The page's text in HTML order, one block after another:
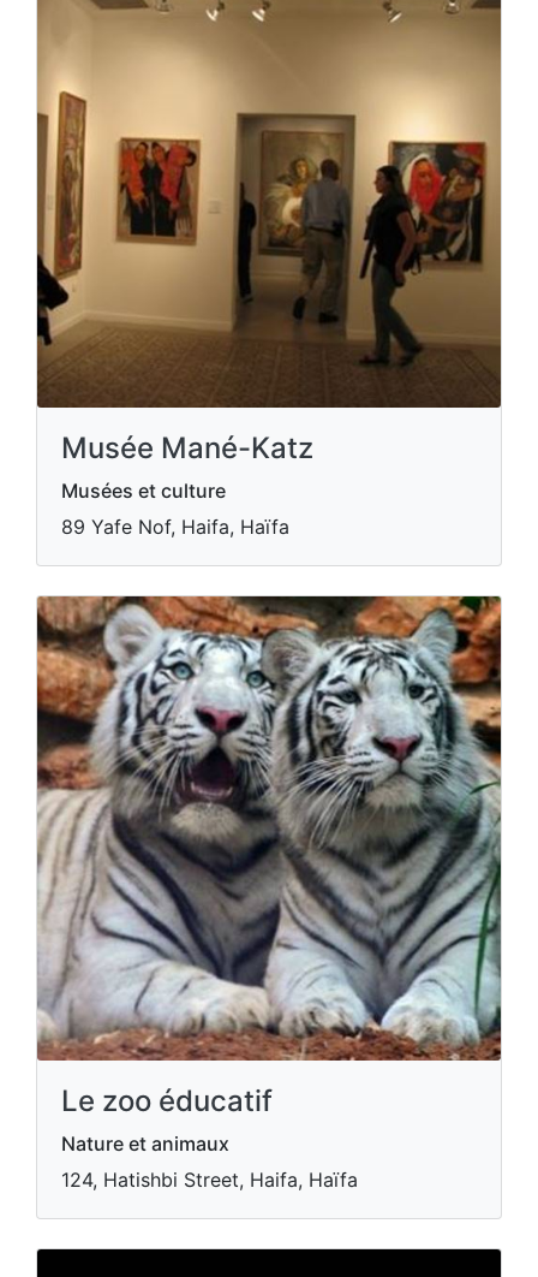
Musée Mané-Katz
Musées et culture
89 Yafe Nof, Haifa, Haïfa
Le zoo éducatif
Nature et animaux
124, Hatishbi Street, Haifa, Haïfa